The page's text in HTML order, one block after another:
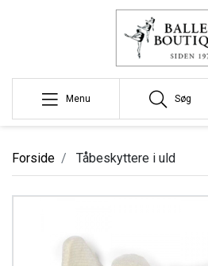
Menu Søg
Forside Tåbeskyttere i uld